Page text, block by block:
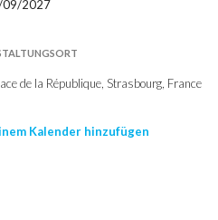
09/2027
de la République, Strasbourg, France
Kalender hinzufügen